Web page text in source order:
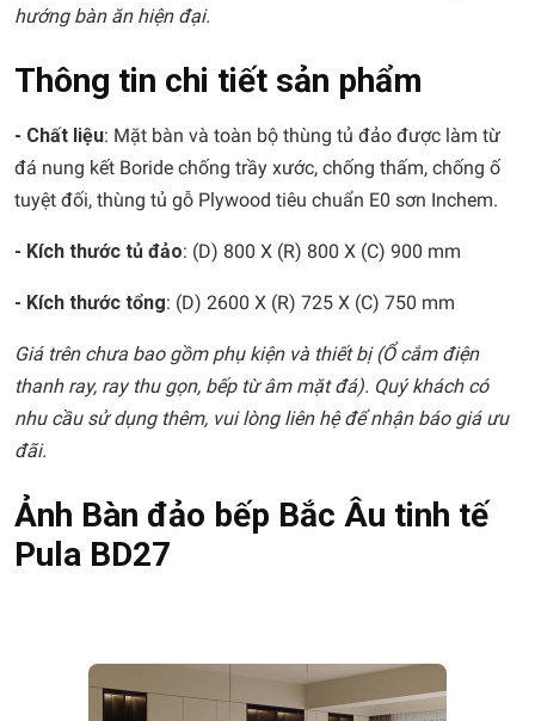
hướng bàn ăn hiện đại.
Thông tin chi tiết sản phẩm
- Chất liệu: Mặt bàn và toàn bộ thùng tủ đảo được làm từ
đá nung kết Boride chống trầy xước, chống thấm, chống ố
tuyệt đối, thùng tủ gỗ Plywood tiêu chuẩn E0 sơn Inchem.
- Kích thước tủ đảo: (D) 800 X (R) 800 X (C) 900 mm
- Kích thước tổng: (D) 2600 X (R) 725 X (C) 750 mm
Giá trên chưa bao gồm phụ kiện và thiết bị(Ổ cắm điện
thanh ray, ray thu gọn, bếp từ âm mặt đá). Quý khách có
nhu cầu sử dụng thêm, vui lòng liên hệ để nhận báo giá ưu
đãi.
Ảnh Bàn đảo bếp Bắc Âu tinh tế
Pula BD27